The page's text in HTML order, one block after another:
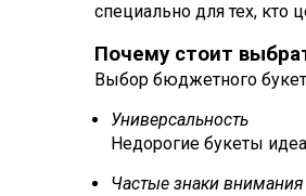
специально для тех, кто
Почему стоит
Выбор бюджетного
Универсальность
Недорогие букеты
Частые знаки внимания